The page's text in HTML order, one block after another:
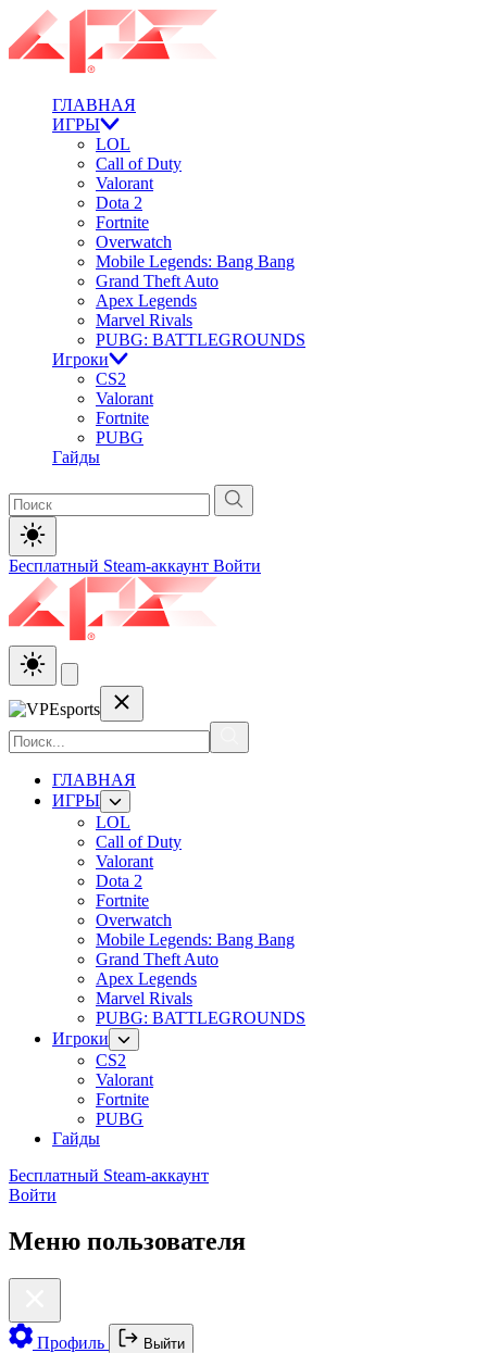
ГЛАВНАЯ
ИГРЫ
LOL
Call of Duty
Valorant
Dota 2
Fortnite
Overwatch
Mobile Legends: Bang Bang
Grand Theft Auto
Apex Legends
Marvel Rivals
PUBG: BATTLEGROUNDS
Игроки
CS2
Valorant
Fortnite
PUBG
Гайды
Бесплатный Steam-аккаунт Войти
ГЛАВНАЯ
ИГРЫ
LOL
Call of Duty
Valorant
Dota 2
Fortnite
Overwatch
Mobile Legends: Bang Bang
Grand Theft Auto
Apex Legends
Marvel Rivals
PUBG: BATTLEGROUNDS
Игроки
CS2
Valorant
Fortnite
PUBG
Гайды
Бесплатный Steam-аккаунт
Войти
Меню пользователя
Профиль Выйти